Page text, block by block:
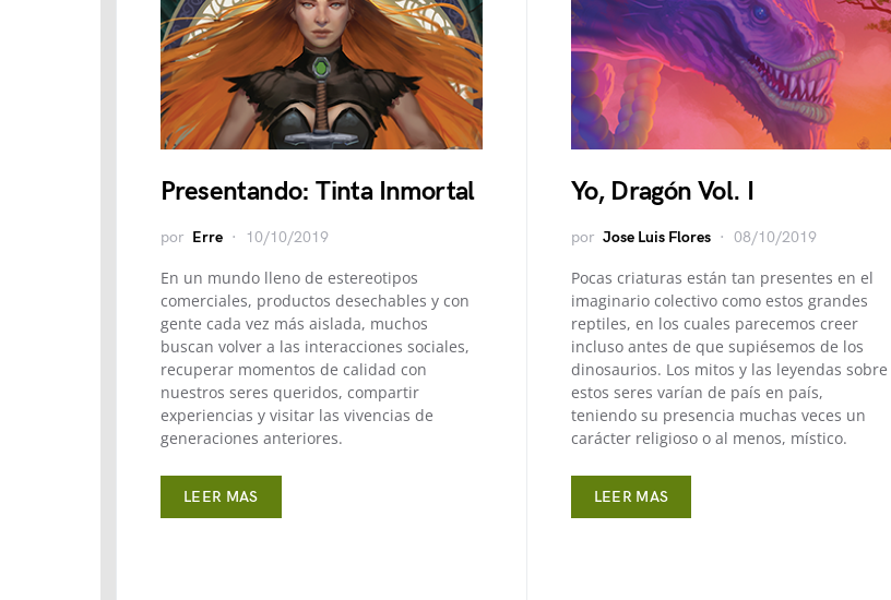
Presentando: Tinta Inmortal
por Erre 10/10/2019
En un mundo lleno de estereotipos
comerciales, productos desechables y con
gente cada vez más aislada, muchos
buscan volver a las interacciones sociales,
recuperar momentos de calidad con
nuestros seres queridos, compartir
experiencias y visitar las vivencias de
generaciones anteriores.
LEER MAS
Yo, Dragón Vol. I
por Jose Luis Flores 08/10/2019
Pocas criaturas están tan presentes en el
imaginario colectivo como estos grandes
reptiles, en los cuales parecemos creer
incluso antes de que supiésemos de los
dinosaurios. Los mitos y las leyendas sobre
estos seres varían de país en país,
teniendo su presencia muchas veces un
carácter religioso o al menos, místico.
LEER MAS